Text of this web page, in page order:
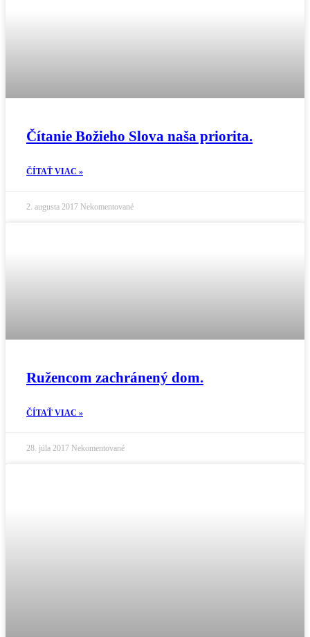
Čítanie Božieho Slova naša priorita.
ČÍTAŤ VIAC »
2. augusta 2017 Nekomentované
Ružencom zachránený dom.
ČÍTAŤ VIAC »
28. júla 2017 Nekomentované